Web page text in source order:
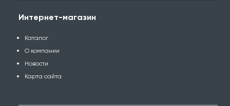
Интернет-магазин
Каталог
О компании
Новости
Карта сайта